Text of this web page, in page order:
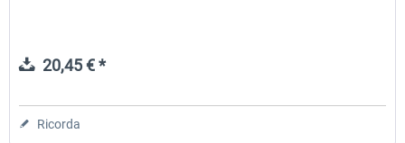
20,45 € *
Ricorda